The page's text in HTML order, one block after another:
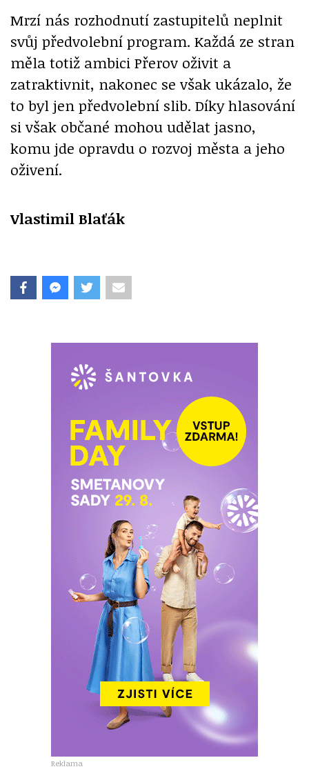
Mrzí nás rozhodnutí zastupitelů neplnit
svůj předvolební program. Každá ze stran
měla totiž ambici Přerov oživit a
zatraktivnit, nakonec se však ukázalo, že
to byl jen předvolební slib. Díky hlasování
si však občané mohou udělat jasno,
komu jde opravdu o rozvoj města a jeho
oživení.
Vlastimil Blaťák
Reklama